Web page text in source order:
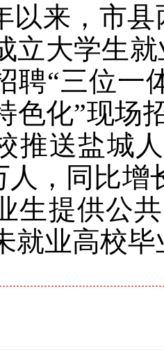
以来，市
立大学生
聘“三位一
色化”现场
推送盐城
人，同比增
生提供公
就业高校毕